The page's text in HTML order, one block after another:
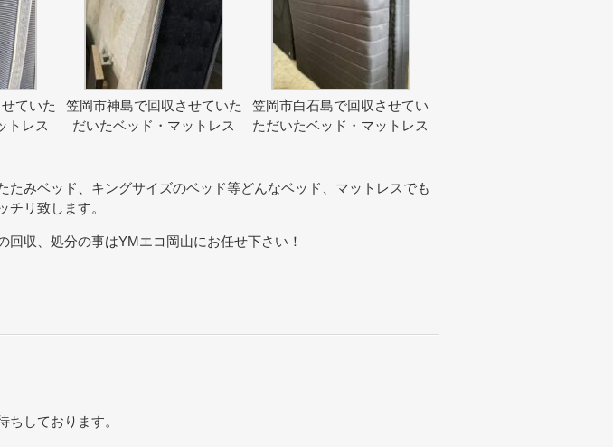
ていた
トレス
笠岡市神島で回収させていた
だいたベッド・マットレス
笠岡市白石島で回収させてい
ただいたベッド・マットレス
たみベッド、キングサイズのベッド等どんなベッド、マットレスでも
チリ致します。
回収、処分の事はYMエコ岡山にお任せ下さい！
ちしております。